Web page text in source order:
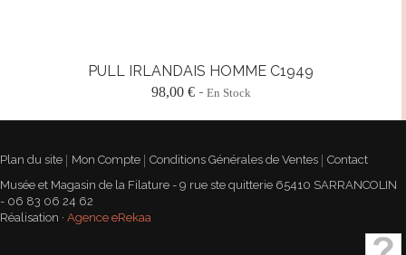
PULL IRLANDAIS HOMME C1949
98,00 € En Stock
Plan du site Mon Compte Conditions Générales de Ventes
Contact
Musée et Magasin de la Filature - 9 rue ste quitterie 65410 SARRANCOLIN
- 06 83 06 24 62
Réalisation · Agence eRekaa